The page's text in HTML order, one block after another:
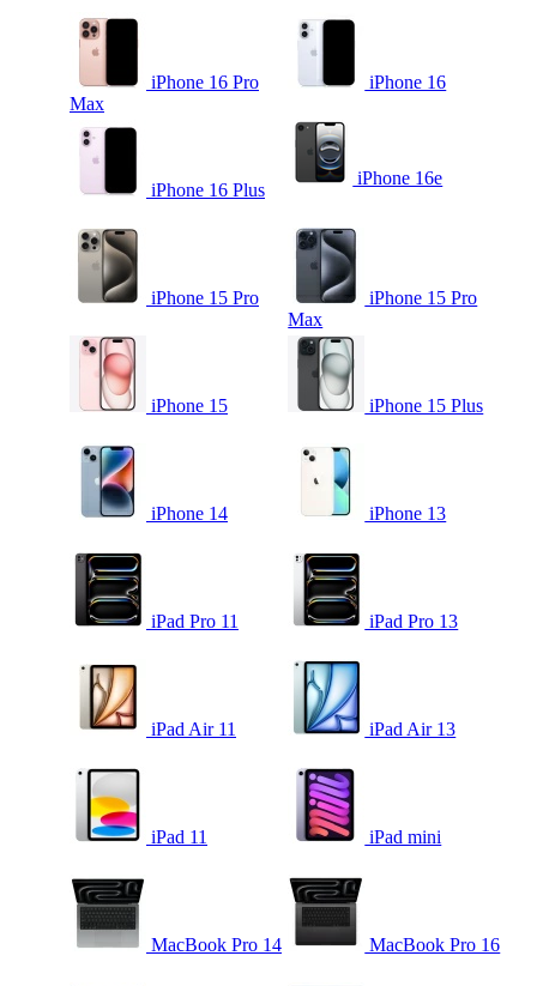
iPhone 16 Pro
Max
iPhone 16
iPhone 16 Plus
iPhone 16e
iPhone 15 Pro
iPhone 15 Pro
Max
iPhone 15 iPhone 15 Plus
iPhone 14 iPhone 13
iPad Pro 11 iPad Pro 13
iPad Air 11 iPad Air 13
iPad 11 iPad mini
MacBook Pro 14 MacBook Pro 16